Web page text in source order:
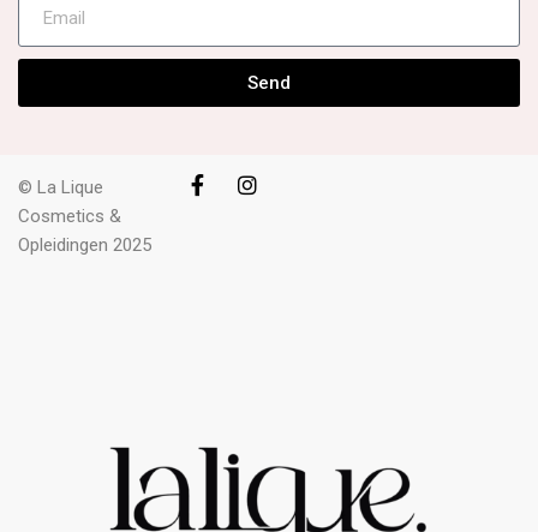
Send
© La Lique
Cosmetics &
Opleidingen 2025